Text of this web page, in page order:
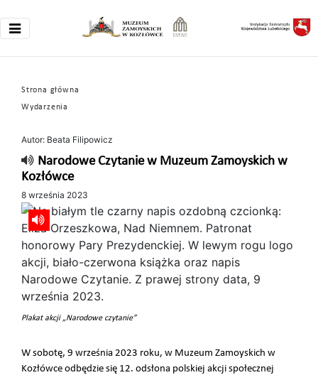
Strona główna
Wydarzenia
Autor: Beata Filipowicz
Narodowe Czytanie w Muzeum Zamoyskich w
Kozłówce
8 września 2023
Plakat akcji „Narodowe czytanie”
W sobotę, 9 września 2023 roku, w Muzeum Zamoyskich w
Kozłówce odbędzie się 12. odsłona polskiej akcji społecznej